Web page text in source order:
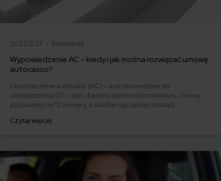
2023.12.27 • Samochód
Wypowiedzenie AC – kiedy i jak można rozwiązać umowę
autocasco?
Ubezpieczenie autocasco (AC) – w przeciwieństwie do
ubezpieczenia OC – jest ubezpieczeniem dobrowolnym. Umowę
podpisujesz na 12 miesięcy, a składkę najczęściej opłacasz
ofertę lub zdecydowałeś się sprzedać samochód w trakcie trwania
Czytaj więcej